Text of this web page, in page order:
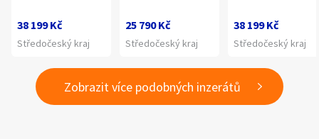
38 199 Kč
Středočeský kraj
25 790 Kč
Středočeský kraj
38 199 Kč
Středočeský kraj
Zobrazit více podobných inzerátů